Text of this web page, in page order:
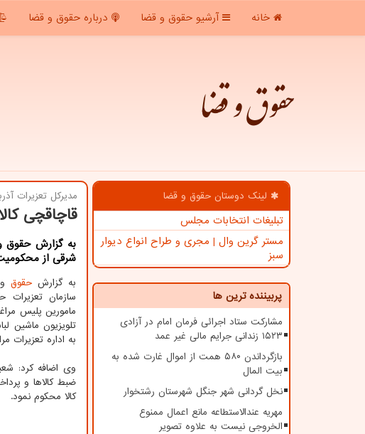
خانه آرشیو حقوق و قضا درباره حقوق و قضا
حقوق و قضا
لینک دوستان حقوق و قضا
تبلیغات انتخابات مجلس
مستر گرین وال | مجری و طراح انواع دیوار
سبز
پربیننده ترین ها
مشارکت ستاد اجرائی فرمان امام در آزادی
۱۵۲۳ زندانی جرایم مالی غیر عمد
بازگرداندن ۵۸۰ همت از اموال غارت شده به
بیت المال
نخل گردانی شهر جنگل شهرستان رشتخوار
مهریه عندالاستطاعه مانع اعمال ممنوع
الخروجی نیست به علاوه تصویر
مدیركل تعزیرات
قاچاقچی كالای خارجی ۱ و
به گزارش حقوق
شرقی از محکومیت ۱.۴ میلیاردی قاچاقچی لوازم خانگی
به گزارش حقوقو
سازمان تعزیرات
مامورین پلیس
تلویزیون ماشین
به اداره تعزیرات
وی اضافه کرد:
کالا محکوم نمود.